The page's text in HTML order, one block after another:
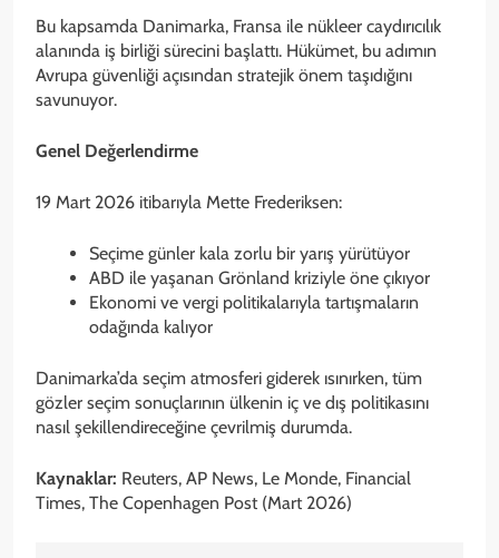
Bu kapsamda Danimarka, Fransa ile nükleer caydırıcılık
alanında iş birliği sürecini başlattı. Hükümet, bu adımın
Avrupa güvenliği açısından stratejik önem taşıdığını
savunuyor.
Genel Değerlendirme
19 Mart 2026 itibarıyla Mette Frederiksen:
Seçime günler kala zorlu bir yarış yürütüyor
ABD ile yaşanan Grönland kriziyle öne çıkıyor
Ekonomi ve vergi politikalarıyla tartışmaların
odağında kalıyor
Danimarka’da seçim atmosferi giderek ısınırken, tüm
gözler seçim sonuçlarının ülkenin iç ve dış politikasını
nasıl şekillendireceğine çevrilmiş durumda.
Kaynaklar: Reuters, AP News, Le Monde, Financial
Times, The Copenhagen Post (Mart 2026)